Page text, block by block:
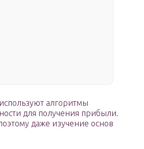
алгоритмы
для получения прибыли.
даже изучение основ